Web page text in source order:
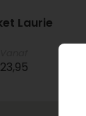
Laurie
23,95